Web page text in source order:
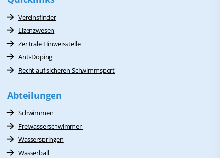
Vereinsfinder
Lizenzwesen
Zentrale Hinweisstelle
Anti-Doping
Recht auf sicheren Schwimmsport
Abteilungen
Schwimmen
Freiwasserschwimmen
Wasserspringen
Wasserball